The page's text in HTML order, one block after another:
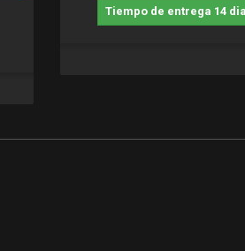
Tiempo de entrega 14